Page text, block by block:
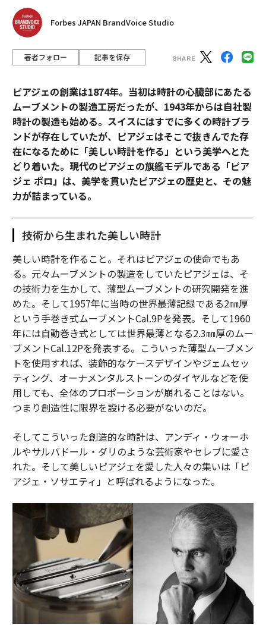
Forbes JAPAN BrandVoice Studio
著者フォロー 記事を保存
ピアジェの創業は1874年。当初は時計の心臓部にあたる
ムーブメントの製造工房だったが、1943年からは自社製
時計の製造も始める。スイスにはすでに多くの時計ブラ
ンドが存在していたが、ピアジェはそこで抜きんでた存
在になるために「美しい時計を作る」という美学へとた
どり着いた。現代のピアジェの旗艦モデルである「ピア
ジェ ポロ」は、美学を貫いたピアジェの歴史と、その魅
力が詰まっている。
技術から生まれた美しい時計
美しい時計を作ること。それはピアジェの使命でもあ
る。元々ムーブメントの製造をしていたピアジェは、そ
の技術力を生かして、薄型ムーブメントの研究開発を進
めた。そして1957年に当時の世界最薄記録である2㎜厚
という手巻き式ムーブメントCal.9Pを発表。そして1960
年には自動巻き式としては世界最薄となる2.3㎜厚のムー
ブメントCal.12Pを発表する。こういった薄型ムーブメン
トを使用すれば、装飾的なケースデザインやジェムセッ
ティング、オーナメンタルストーンのダイヤルなどを使
用しても、全体のプロポーションが崩れることはない。
つまり創造性に限界を設ける必要がないのだ。
そしてこういった創造的な時計は、アンディ・ウォーホ
ルやサルバドール・ダリのような芸術家やセレブに愛さ
れた。そして美しいピアジェを愛した人々の集いは「ピ
アジェ・ソサエティ」と呼ばれるようになった。